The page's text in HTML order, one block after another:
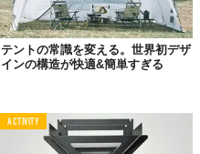
テントの常識を変える。世界初デザ
インの構造が快適&簡単すぎる
ACTIVITY